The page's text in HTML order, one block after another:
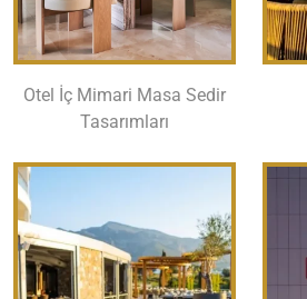
Otel İç Mimari Masa Sedir
Tasarımları